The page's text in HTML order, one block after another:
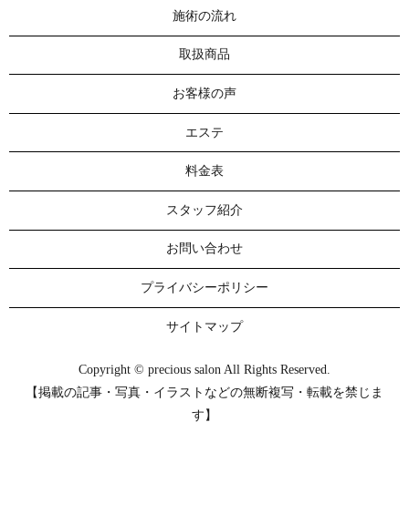
施術の流れ
取扱商品
お客様の声
エステ
料金表
スタッフ紹介
お問い合わせ
プライバシーポリシー
サイトマップ
Copyright © precious salon All Rights Reserved.
【掲載の記事・写真・イラストなどの無断複写・転載を禁じま
す】